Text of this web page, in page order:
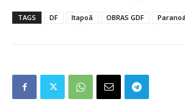
TAGS DF Itapoã OBRAS GDF Paranoá